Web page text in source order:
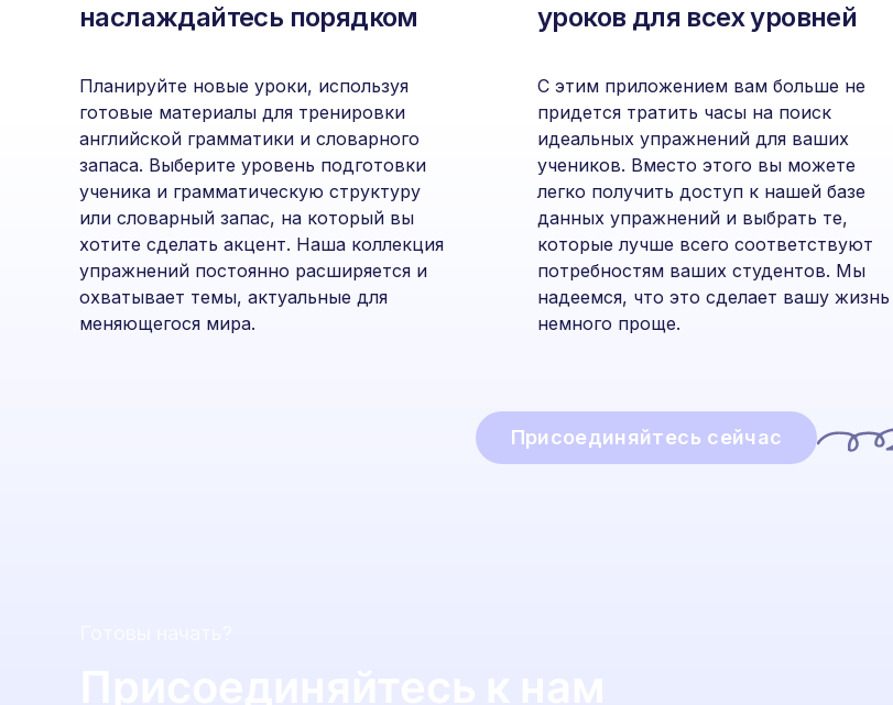
наслаждайтесь порядком
Планируйте новые уроки, используя
готовые материалы для тренировки
английской грамматики и словарного
запаса. Выберите уровень подготовки
ученика и грамматическую структуру
или словарный запас, на который вы
хотите сделать акцент. Наша коллекция
упражнений постоянно расширяется и
охватывает темы, актуальные для
меняющегося мира.
уроков для всех уровней
С этим приложением вам больше не
придется тратить часы на поиск
идеальных упражнений для ваших
учеников. Вместо этого вы можете
легко получить доступ к нашей базе
данных упражнений и выбрать те,
которые лучше всего соответствуют
потребностям ваших студентов. Мы
надеемся, что это сделает вашу жизнь
немного проще.
Присоединяйтесь сейчас